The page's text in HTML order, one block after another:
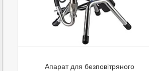
Апарат для безповітряного